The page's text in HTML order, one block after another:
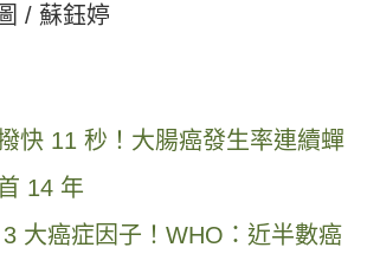
/ 蘇鈺婷
快 11 秒！大腸癌發生率連續蟬
14 年
大癌症因子！WHO：近半數癌